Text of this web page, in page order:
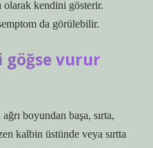
olarak kendini gösterir.
da görülebilir.
göğse vurur
boyundan başa, sırta,
kalbin üstünde veya sırtta